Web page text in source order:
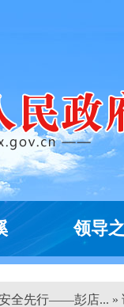
领导
安全先行——彭店... »